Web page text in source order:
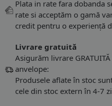
Plata in rate fara dobanda
rate si acceptăm o gamă
credit pentru o experiență
Livrare gratuită
Asigurăm livrare
anvelope:
Produsele aflate în stoc
cele din stoc extern în 4-7